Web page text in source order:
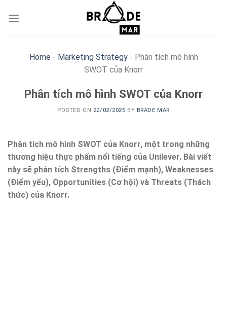
Home - Marketing Strategy- Phân tích mô hình
SWOT của Knorr
Phân tích mô hình SWOT của Knorr
POSTED ON 22/02/2025 BY BRADE MAR
Phân tích mô hình SWOT của Knorr, một trong những
thương hiệu thực phẩm nổi tiếng của Unilever. Bài viết
này sẽ phân tích Strengths (Điểm mạnh), Weaknesses
(Điểm yếu), Opportunities (Cơ hội) và Threats (Thách
thức) của Knorr.